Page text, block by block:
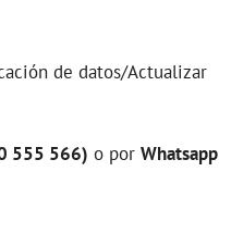
de datos/Actualizar
555 566) o por Whatsapp